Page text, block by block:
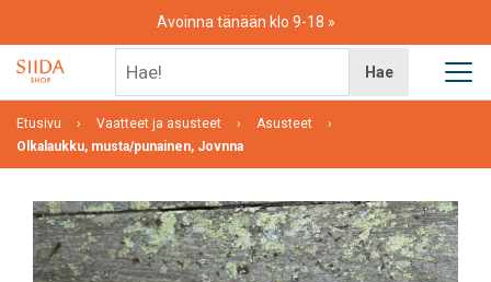
content
Avoinna tänään klo 9-18
Hae
Etusivu Vaatteet ja asusteet
Asusteet
Olkalaukku, musta/punainen, Jovnna